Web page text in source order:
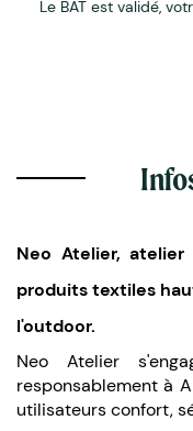
Le BAT est validé,
Neo Atelier,
produits textiles
l'outdoor.
Neo Atelier
responsablement à
utilisateurs confort,